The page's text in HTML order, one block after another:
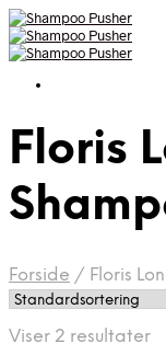
Floris
Forside / Floris
Viser 2 resultater